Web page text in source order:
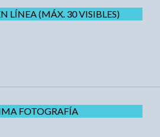
LÍNEA (MÁX. 30 VISIBLES)
FOTOGRAFÍA